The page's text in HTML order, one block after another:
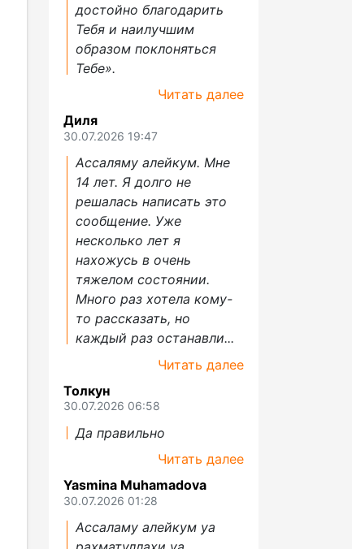
достойно благодарить
Тебя и наилучшим
образом поклоняться
Тебе».
Читать далее
Диля
30.07.2026 19:47
Ассаляму алейкум. Мне
14 лет. Я долго не
решалась написать это
сообщение. Уже
несколько лет я
нахожусь в очень
тяжелом состоянии.
Много раз хотела кому-
то рассказать, но
каждый раз останавли...
Читать далее
Толкун
30.07.2026 06:58
Да правильно
Читать далее
Yasmina Muhamadova
30.07.2026 01:28
Ассаламу алейкум уа